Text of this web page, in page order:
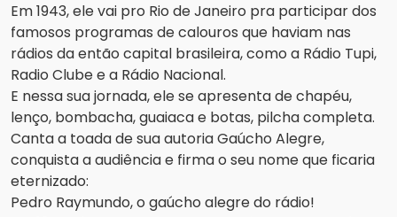
Em 1943, ele vai pro Rio de Janeiro pra participar dos
famosos programas de calouros que haviam nas
rádios da então capital brasileira, como a Rádio Tupi,
Radio Clube e a Rádio Nacional.
E nessa sua jornada, ele se apresenta de chapéu,
lenço, bombacha, guaiaca e botas, pilcha completa.
Canta a toada de sua autoria Gaúcho Alegre,
conquista a audiência e firma o seu nome que ficaria
eternizado:
Pedro Raymundo, o gaúcho alegre do rádio!